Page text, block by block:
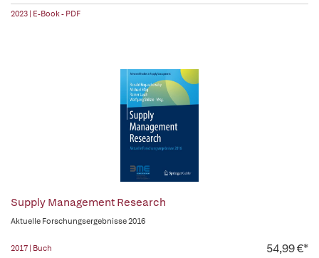
2023 | E-Book - PDF
Supply Management Research
Aktuelle Forschungsergebnisse 2016
2017 | Buch 54,99 €*